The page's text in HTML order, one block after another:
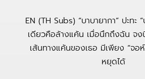
EN (TH Subs) “บาบายากา” ปะทะ
เดียวคือล้างแค้น เมื่อนึกถึงฉัน จง
เส้นทางแค้นของเธอ มีเพียง “จอ
หยุดได้